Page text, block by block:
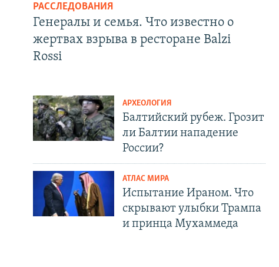
РАССЛЕДОВАНИЯ
Генералы и семья. Что известно о
жертвах взрыва в ресторане Balzi
Rossi
АРХЕОЛОГИЯ
Балтийский рубеж. Грозит
ли Балтии нападение
России?
АТЛАС МИРА
Испытание Ираном. Что
скрывают улыбки Трампа
и принца Мухаммеда